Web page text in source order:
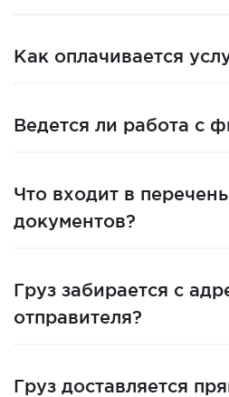
Как оплачивается
Ведется ли работа с
Что входит в
документов?
Груз забирается с
отправителя?
Груз доставляется